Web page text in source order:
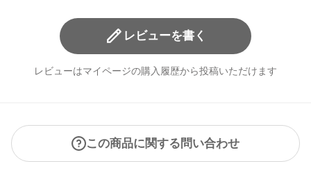
レビューを書く
レビューはマイページの購入履歴から投稿いただけます
この商品に関する問い合わせ